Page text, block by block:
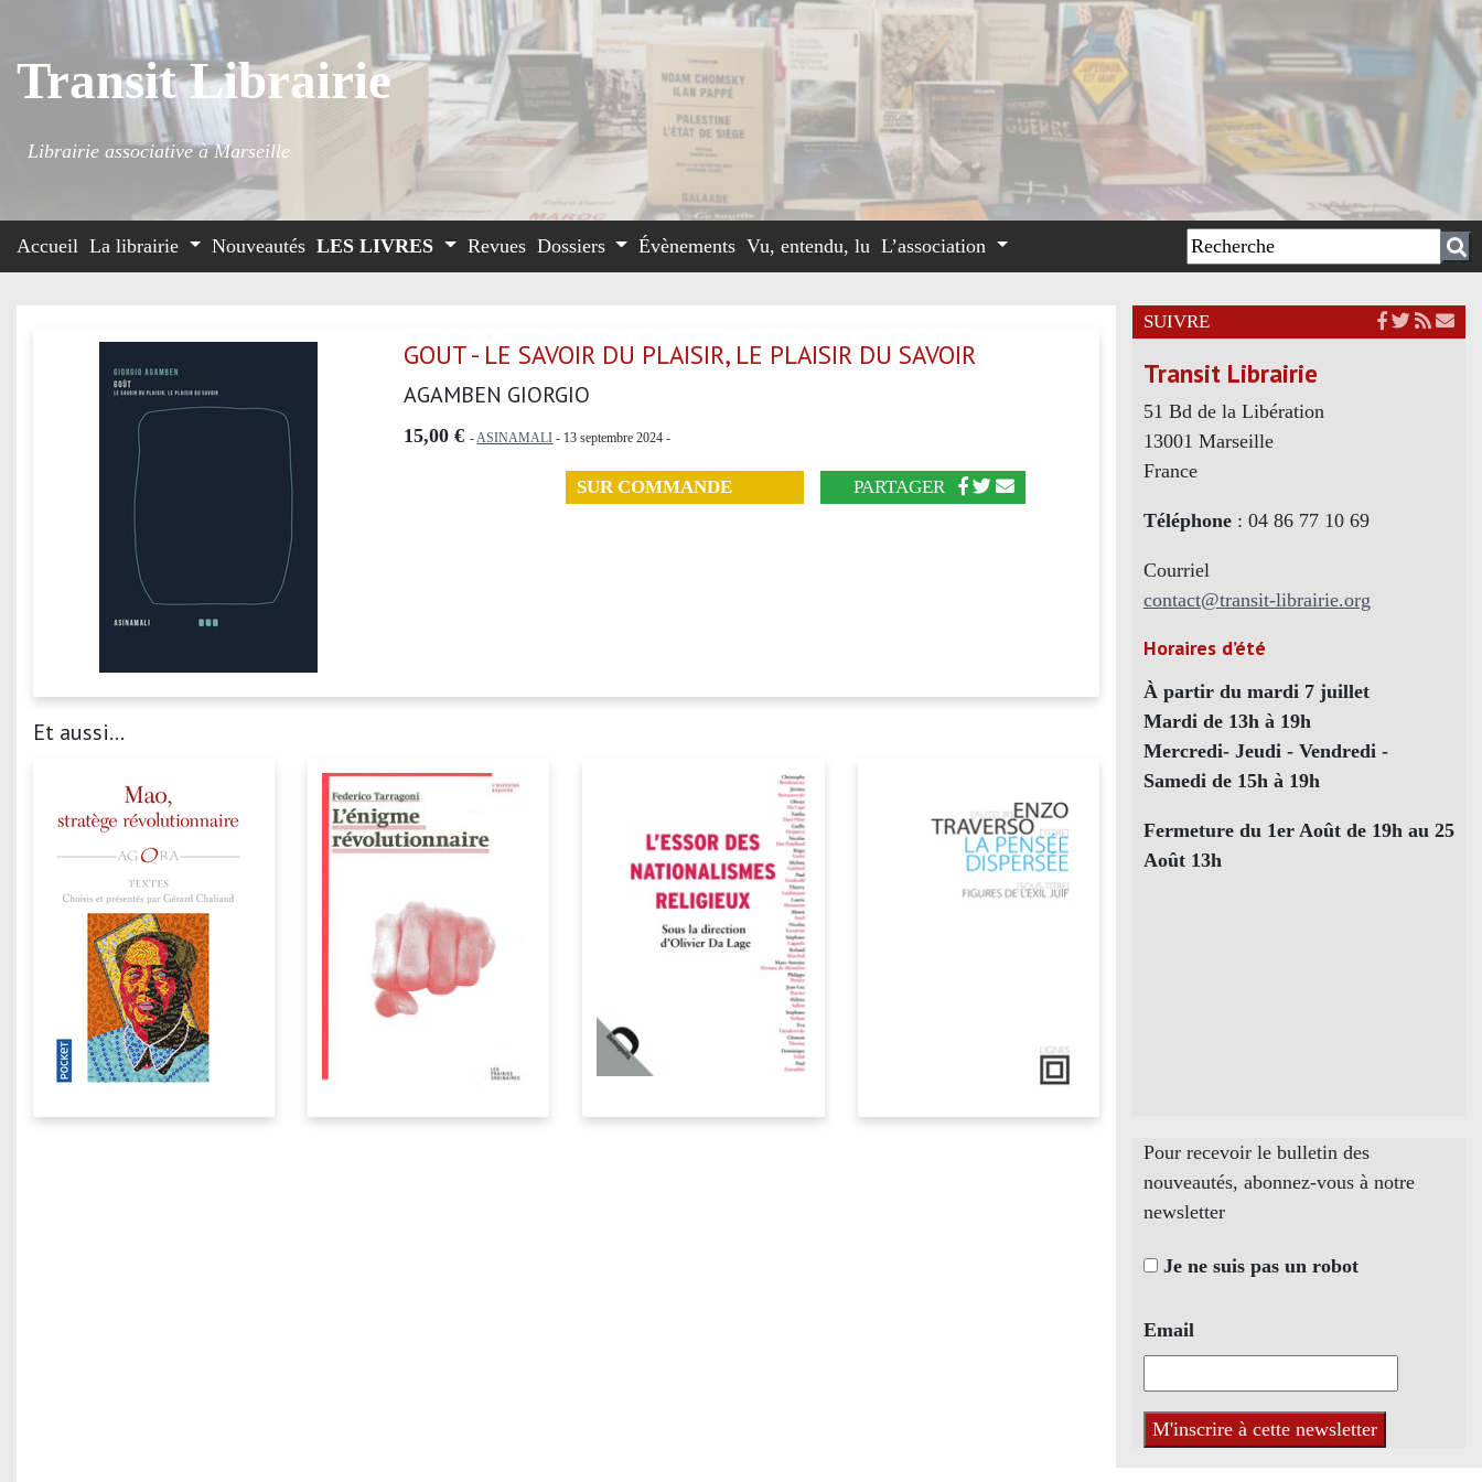
Transit Librairie
Librairie associative à Marseille
Accueil La librairie Nouveautés LES LIVRES Revues Dossiers Évènements Vu, entendu, lu L’association
GOUT - LE SAVOIR DU PLAISIR, LE PLAISIR DU SAVOIR
AGAMBEN GIORGIO
15,00 € -ASINAMALI - 13 septembre 2024 -
SUR COMMANDE PARTAGER
Et aussi...
SUIVRE
Transit Librairie
51 Bd de la Libération
13001 Marseille
France
Téléphone: 04 86 77 10 69
Courriel
contact@transit-librairie.org
Horaires d’été
À partir du mardi 7 juillet
Mardi de 13h à 19h
Mercredi- Jeudi - Vendredi -
Samedi de 15h à 19h
Fermeture du 1er Août de 19h au 25
Août 13h
Pour recevoir le bulletin des
nouveautés, abonnez-vous à notre
newsletter
Je ne suis pas un robot
Email